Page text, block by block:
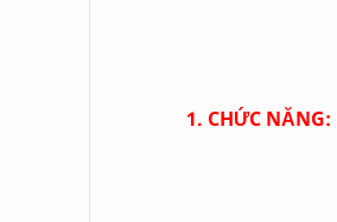
1. CHỨC NĂNG: